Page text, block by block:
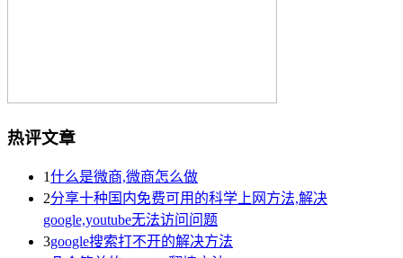
热评文章
1什么是微商,微商怎么做
2分享十种国内免费可用的科学上网方法,解决
google,youtube无法访问问题
3google搜索打不开的解决方法